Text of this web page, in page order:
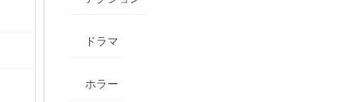
ドラマ
ホラー